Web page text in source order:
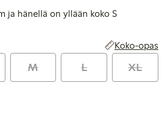
ja hänellä on yllään koko S
Koko-opas
M L XL